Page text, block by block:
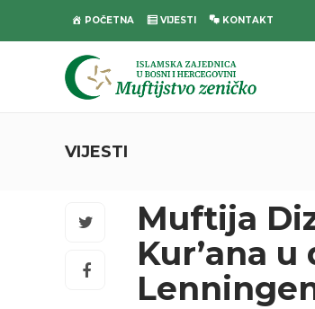
POČETNA VIJESTI KONTAKT
VIJESTI
Muftija
Kur’ana